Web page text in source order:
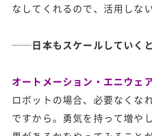
なしてくれるので、活用しな
──日本もスケールしていくと
オートメーション・エニウェ
ロボットの場合、必要なくな
ですから。勇気を持って増や